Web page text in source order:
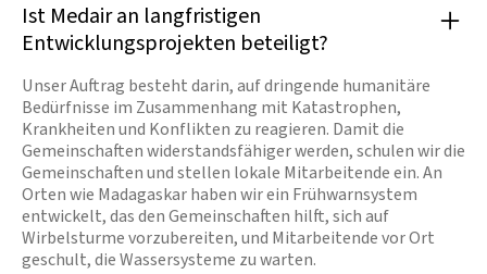
Ist Medair an langfristigen
Entwicklungsprojekten beteiligt?
Unser Auftrag besteht darin, auf dringende humanitäre
Bedürfnisse im Zusammenhang mit Katastrophen,
Krankheiten und Konflikten zu reagieren. Damit die
Gemeinschaften widerstandsfähiger werden, schulen wir die
Gemeinschaften und stellen lokale Mitarbeitende ein. An
Orten wie Madagaskar haben wir ein Frühwarnsystem
entwickelt, das den Gemeinschaften hilft, sich auf
Wirbelsturme vorzubereiten, und Mitarbeitende vor Ort
geschult, die Wassersysteme zu warten.